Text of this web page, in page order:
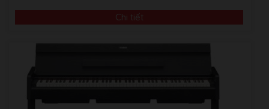
ABM music Building:Thôn TRẠI GẦN , xã SƠN ĐỒNG,
Huyện Hoài Đức, Hà Nội.
Chi tiết